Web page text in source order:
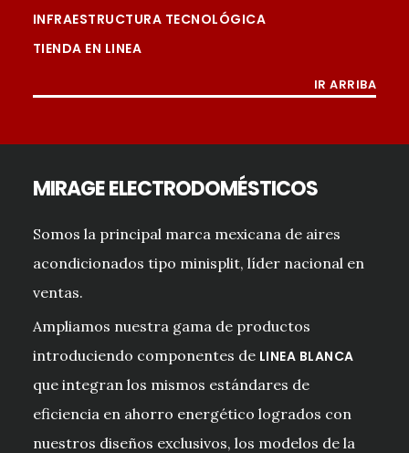
INFRAESTRUCTURA TECNOLÓGICA
TIENDA EN LINEA
IR ARRIBA
MIRAGE ELECTRODOMÉSTICOS
Somos la principal marca mexicana de aires
acondicionados tipo minisplit, líder nacional en
ventas.
Ampliamos nuestra gama de productos
introduciendo componentes de LINEA BLANCA
que integran los mismos estándares de
eficiencia en ahorro energético logrados con
nuestros diseños exclusivos, los modelos de la